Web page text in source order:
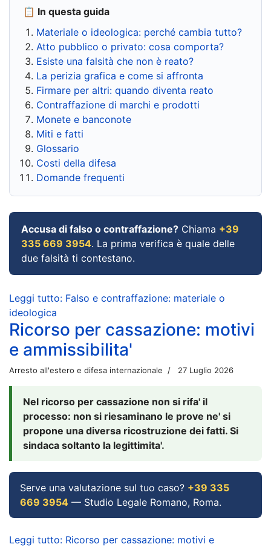
📋 In questa guida
Materiale o ideologica: perché cambia tutto?
Atto pubblico o privato: cosa comporta?
Esiste una falsità che non è reato?
La perizia grafica e come si affronta
Firmare per altri: quando diventa reato
Contraffazione di marchi e prodotti
Monete e banconote
Miti e fatti
Glossario
Costi della difesa
Domande frequenti
Accusa di falso o contraffazione? Chiama +39
335 669 3954. La prima verifica è quale delle
due falsità ti contestano.
Leggi tutto: Falso e contraffazione: materiale o
ideologica
Ricorso per cassazione: motivi
e ammissibilita'
Arresto all'estero e difesa internazionale 27 Luglio 2026
Nel ricorso per cassazione non si rifa' il
processo: non si riesaminano le prove ne' si
propone una diversa ricostruzione dei fatti. Si
sindaca soltanto la legittimita'.
Serve una valutazione sul tuo caso? +39 335
669 3954 — Studio Legale Romano, Roma.
Leggi tutto: Ricorso per cassazione: motivi e